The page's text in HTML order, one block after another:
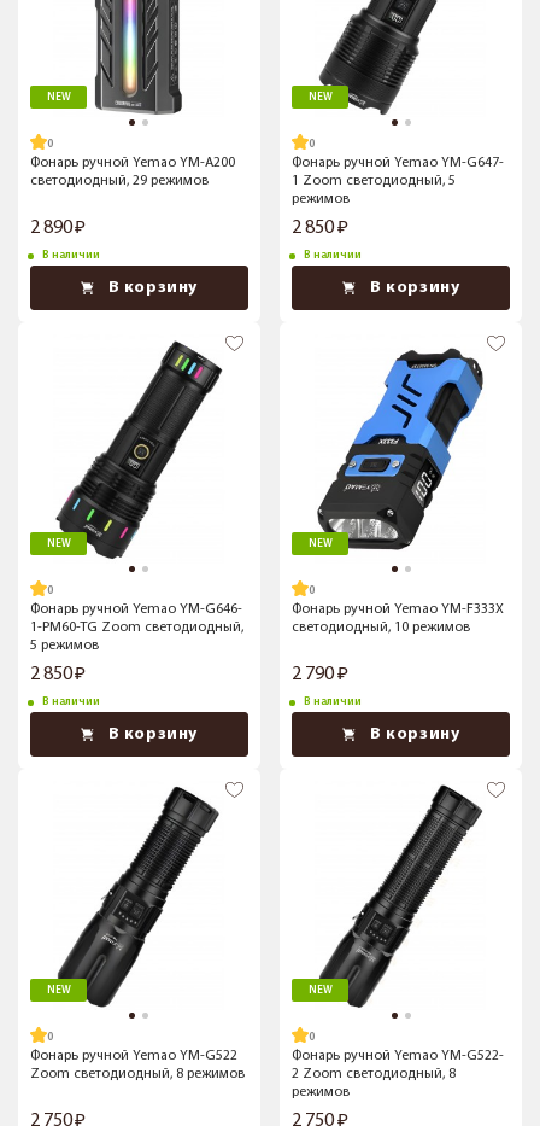
NEW
Фонарь ручной Yemao YM-A200
светодиодный, 29 режимов
2 890
В наличии
В корзину
NEW
Фонарь ручной Yemao YM-G647-
1 Zoom светодиодный, 5
режимов
2 850
В наличии
В корзину
NEW
Фонарь ручной Yemao YM-G646-
1-PM60-TG Zoom светодиодный,
5 режимов
2 850
В наличии
В корзину
NEW
Фонарь ручной Yemao YM-F333X
светодиодный, 10 режимов
2 790
В наличии
В корзину
NEW
Фонарь ручной Yemao YM-G522
Zoom светодиодный, 8 режимов
2 750
NEW
Фонарь ручной Yemao YM-G522-
2 Zoom светодиодный, 8
режимов
2 750